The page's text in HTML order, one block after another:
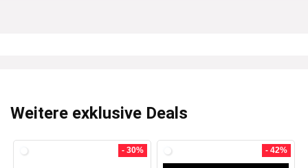
Weitere exklusive Deals
- 30% - 42%